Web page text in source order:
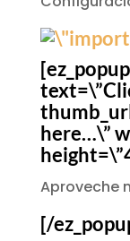
here…\”
Aproveche
[/